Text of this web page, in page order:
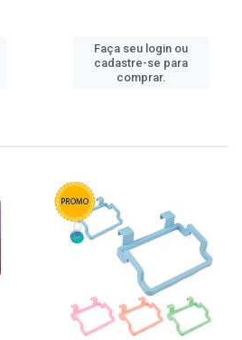
Faça seu login ou
cadastre-se para
comprar.